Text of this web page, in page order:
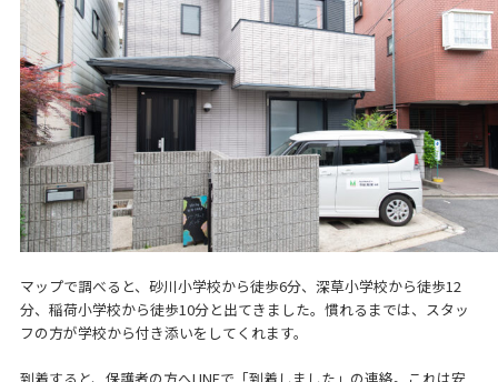
マップで調べると、砂川小学校から徒歩6分、深草小学校から徒歩12
分、稲荷小学校から徒歩10分と出てきました。慣れるまでは、スタッ
フの方が学校から付き添いをしてくれます。